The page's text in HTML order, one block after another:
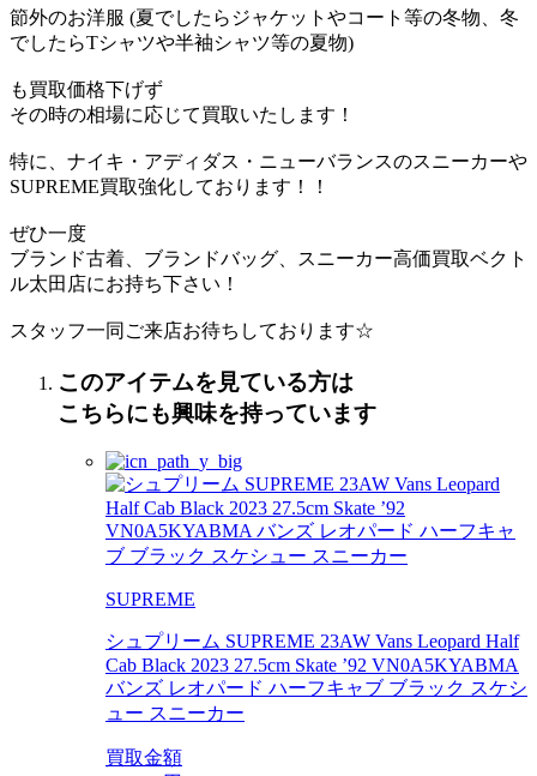
節外のお洋服 (夏でしたらジャケットやコート等の冬物、冬
でしたらTシャツや半袖シャツ等の夏物)
も買取価格下げず
その時の相場に応じて買取いたします！
特に、ナイキ・アディダス・ニューバランスのスニーカーや
SUPREME買取強化しております！！
ぜひ一度
ブランド古着、ブランドバッグ、スニーカー高価買取ベクト
ル太田店にお持ち下さい！
スタッフ一同ご来店お待ちしております☆
このアイテムを見ている方は
こちらにも興味を持っています
SUPREME
シュプリーム SUPREME 23AW Vans Leopard Half
Cab Black 2023 27.5cm Skate ’92 VN0A5KYABMA
バンズ レオパード ハーフキャブ ブラック スケシ
ュー スニーカー
買取金額